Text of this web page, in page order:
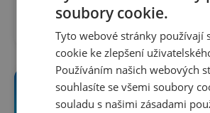
20. 4. 2027-27. 4. 2027
46 990Kč
FIRST
soubory cookie.
Tyto webové stránky používají
cookie ke zlepšení
Používáním našich webových
souhlasíte se všemi soubory
souladu s našimi zásadami